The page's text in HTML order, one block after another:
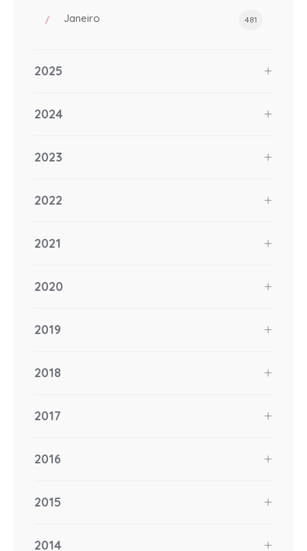
Janeiro 481
2025
2024
2023
2022
2021
2020
2019
2018
2017
2016
2015
2014